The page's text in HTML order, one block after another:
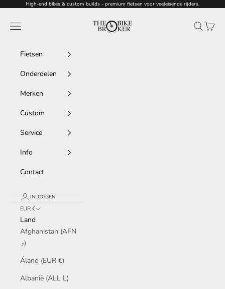
Naar inhoudHigh-end bikes & custom builds - premium fietsen voor veeleisende rijders.
thebikebroker
Menu Zoeken
Fietsen
Onderdelen
Merken
Custom
Service
Info
Contact
INLOGGEN
EUR €
Land
Afghanistan (AFN
؋)
Åland (EUR €)
Albanië (ALL L)